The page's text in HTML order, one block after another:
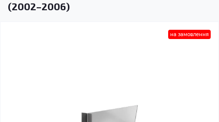
(2002–2006)
на замовлення